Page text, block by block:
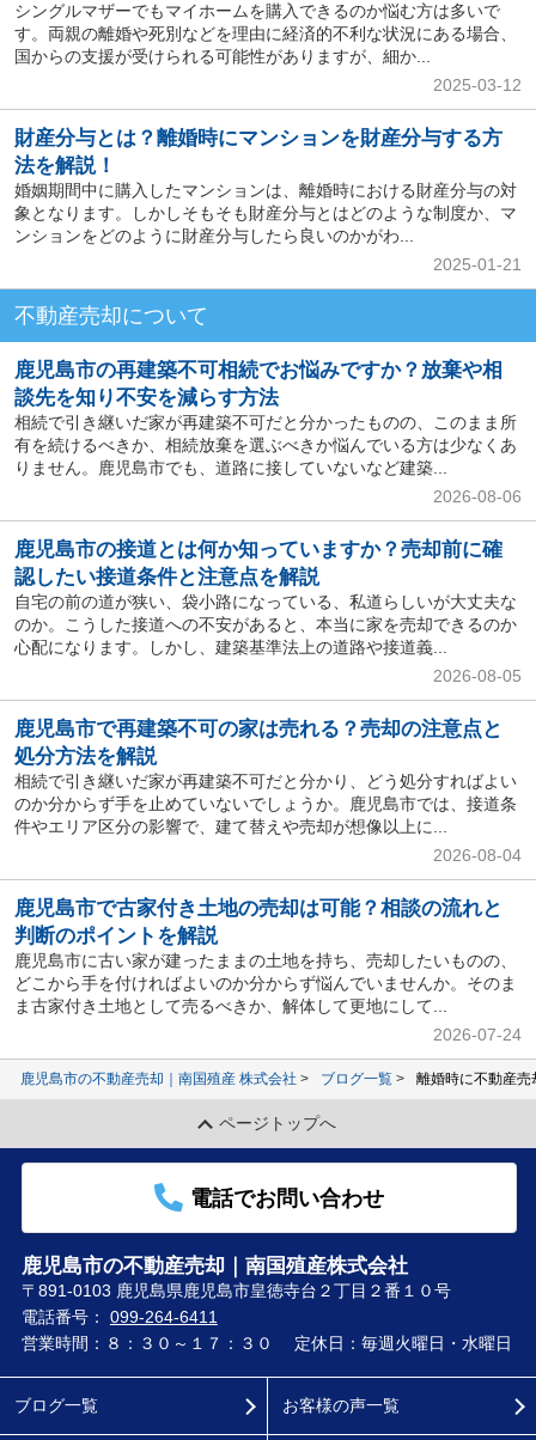
シングルマザーでもマイホームを購入できるのか悩む方は多いで
す。両親の離婚や死別などを理由に経済的不利な状況にある場合、
国からの支援が受けられる可能性がありますが、細か...
2025-03-12
財産分与とは？離婚時にマンションを財産分与する方
法を解説！
婚姻期間中に購入したマンションは、離婚時における財産分与の対
象となります。しかしそもそも財産分与とはどのような制度か、マ
ンションをどのように財産分与したら良いのかがわ...
2025-01-21
不動産売却について
鹿児島市の再建築不可相続でお悩みですか？放棄や相
談先を知り不安を減らす方法
相続で引き継いだ家が再建築不可だと分かったものの、このまま所
有を続けるべきか、相続放棄を選ぶべきか悩んでいる方は少なくあ
りません。鹿児島市でも、道路に接していないなど建築...
2026-08-06
鹿児島市の接道とは何か知っていますか？売却前に確
認したい接道条件と注意点を解説
自宅の前の道が狭い、袋小路になっている、私道らしいが大丈夫な
のか。こうした接道への不安があると、本当に家を売却できるのか
心配になります。しかし、建築基準法上の道路や接道義...
2026-08-05
鹿児島市で再建築不可の家は売れる？売却の注意点と
処分方法を解説
相続で引き継いだ家が再建築不可だと分かり、どう処分すればよい
のか分からず手を止めていないでしょうか。鹿児島市では、接道条
件やエリア区分の影響で、建て替えや売却が想像以上に...
2026-08-04
鹿児島市で古家付き土地の売却は可能？相談の流れと
判断のポイントを解説
鹿児島市に古い家が建ったままの土地を持ち、売却したいものの、
どこから手を付ければよいのか分からず悩んでいませんか。そのま
ま古家付き土地として売るべきか、解体して更地にして...
2026-07-24
鹿児島市の不動産売却｜南国殖産 株式会社 ブログ一覧 離婚時に不動産
ページトップへ
電話でお問い合わせ
鹿児島市の不動産売却｜南国殖産株式会社
〒891-0103 鹿児島県鹿児島市皇徳寺台２丁目２番１０号
電話番号： 099-264-6411
営業時間：８：３０～１７：３０
定休日：毎週火曜日・水曜日
ブログ一覧 お客様の声一覧